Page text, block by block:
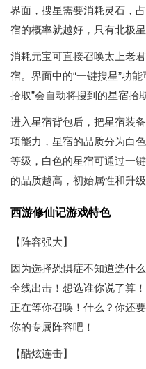
界面，搜星需要消耗灵石，
宿的概率就越好，只有北极
消耗元宝可直接召唤太上老
宿。界面中的“一键搜星”功
拾取”会自动将搜到的星宿拾
进入星宿背包后，把星宿装
项能力，星宿的品质分为白
等级，白色的星宿可通过一
的品质越高，初始属性和升
西游修仙记游戏特色
【阵容强大】
因为选择恐惧症不知道选什
全线出击！想选谁你说了算
正在等你召唤！什么？你还
你的专属阵容吧！
【酷炫连击】